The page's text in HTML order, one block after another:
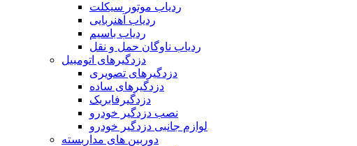
ردیاب موتور سیکلت
ردیاب آهنربایی
ردیاب باسیم
ردیاب ناوگان حمل و نقل
دزدگیرهای اتومبیل
دزدگیرهای تصویری
دزدگیرهای ساده
دزدگیرفابریک
نصب دزدگیر خودرو
لوازم جانبی دزدگیر خودرو
دوربین های مداربسته